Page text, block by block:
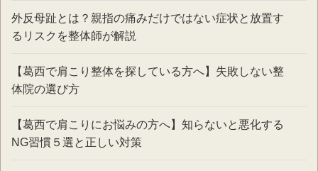
外反母趾とは？親指の痛みだけではない症状と放置す
るリスクを整体師が解説
【葛西で肩こり整体を探している方へ】失敗しない整
体院の選び方
【葛西で肩こりにお悩みの方へ】知らないと悪化する
NG習慣５選と正しい対策